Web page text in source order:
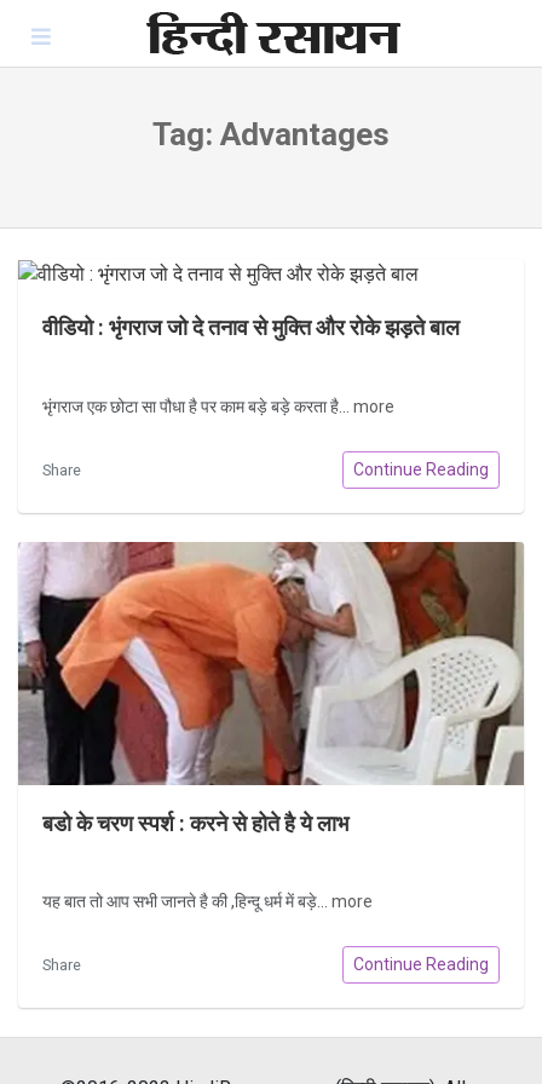
content
Tag: Advantages
वीडियो : भृंगराज जो दे तनाव से मुक्ति और रोके झड़ते बाल
भृंगराज एक छोटा सा पौधा है पर काम बड़े बड़े करता है... more
Share Continue Reading
बडो के चरण स्पर्श : करने से होते है ये लाभ
यह बात तो आप सभी जानते है की ,हिन्दू धर्म में बड़े... more
Share Continue Reading